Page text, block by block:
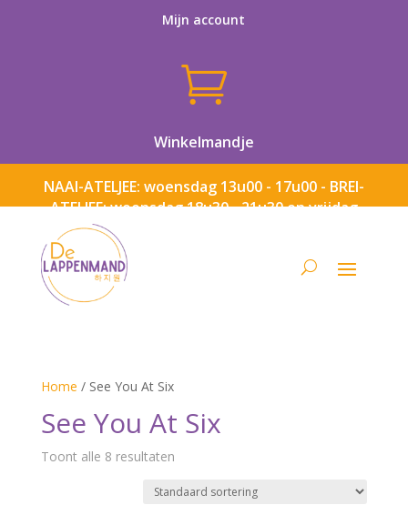
Mijn account

Winkelmandje
NAAI-ATELJEE: woensdag 13u00 - 17u00 - BREI-
ATELJEE: woensdag 18u30 - 21u30 en vrijdag
Home / See You At Six
See You At Six
Toont alle 8 resultaten